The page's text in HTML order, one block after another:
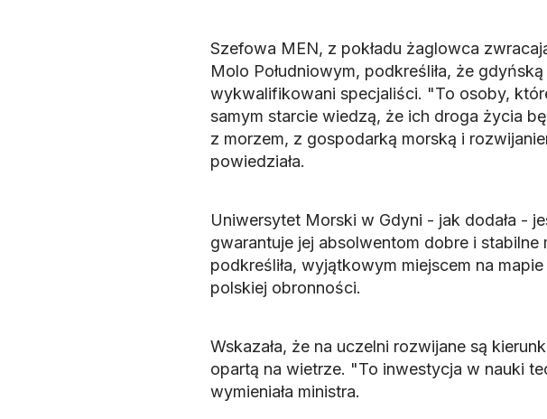
Szefowa MEN, z pokładu żaglowca
Molo Południowym, podkreśliła, że
wykwalifikowani specjaliści. "To osoby,
samym starcie wiedzą, że ich droga życia
z morzem, z gospodarką morską i
powiedziała.
Uniwersytet Morski w Gdyni - jak dodała -
gwarantuje jej absolwentom dobre i
podkreśliła, wyjątkowym miejscem na
polskiej obronności.
Wskazała, że na uczelni rozwijane są
opartą na wietrze. "To inwestycja w nauki
wymieniała ministra.